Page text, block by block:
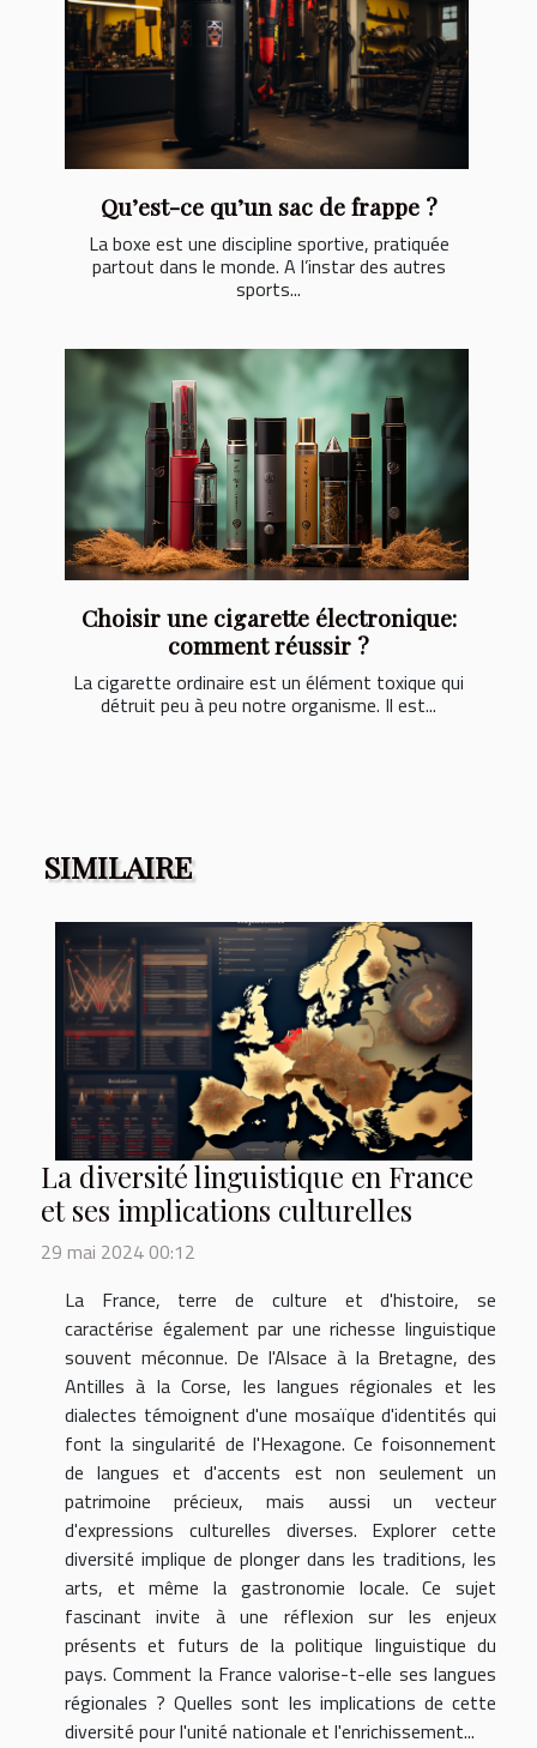
Qu’est-ce qu’un sac de frappe ?
La boxe est une discipline sportive, pratiquée
partout dans le monde. A l’instar des autres
sports...
Choisir une cigarette électronique:
comment réussir ?
La cigarette ordinaire est un élément toxique qui
détruit peu à peu notre organisme. Il est...
SIMILAIRE
La diversité linguistique en France
et ses implications culturelles
29 mai 2024 00:12
La France, terre de culture et d'histoire, se
caractérise également par une richesse linguistique
souvent méconnue. De l'Alsace à la Bretagne, des
Antilles à la Corse, les langues régionales et les
dialectes témoignent d'une mosaïque d'identités qui
font la singularité de l'Hexagone. Ce foisonnement
de langues et d'accents est non seulement un
patrimoine précieux, mais aussi un vecteur
d'expressions culturelles diverses. Explorer cette
diversité implique de plonger dans les traditions, les
arts, et même la gastronomie locale. Ce sujet
fascinant invite à une réflexion sur les enjeux
présents et futurs de la politique linguistique du
pays. Comment la France valorise-t-elle ses langues
régionales ? Quelles sont les implications de cette
diversité pour l'unité nationale et l'enrichissement...